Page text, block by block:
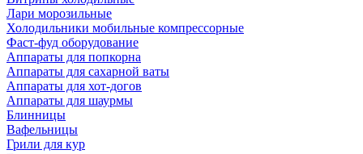
Лари морозильные
Холодильники мобильные компрессорные
Фаст-фуд оборудование
Аппараты для попкорна
Аппараты для сахарной ваты
Аппараты для хот-догов
Аппараты для шаурмы
Блинницы
Вафельницы
Грили для кур